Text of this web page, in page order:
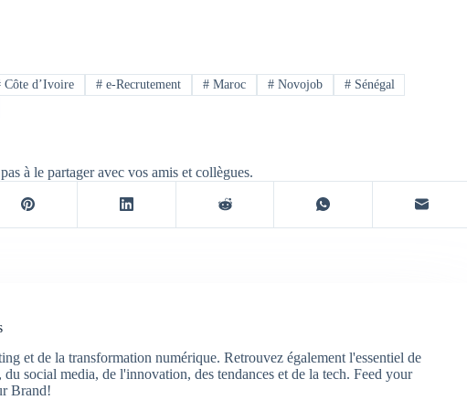
Côte d’Ivoire # e-Recrutement # Maroc #Novojob #Sénégal
à le partager avec vos amis et collègues.
et de la transformation numérique. Retrouvez également l'essentiel de
social media, de l'innovation, des tendances et de la tech. Feed your
Brand!